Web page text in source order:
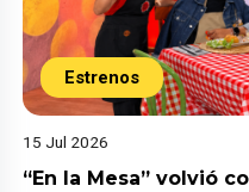
Estrenos
15 Jul 2026
“En la Mesa” volvió